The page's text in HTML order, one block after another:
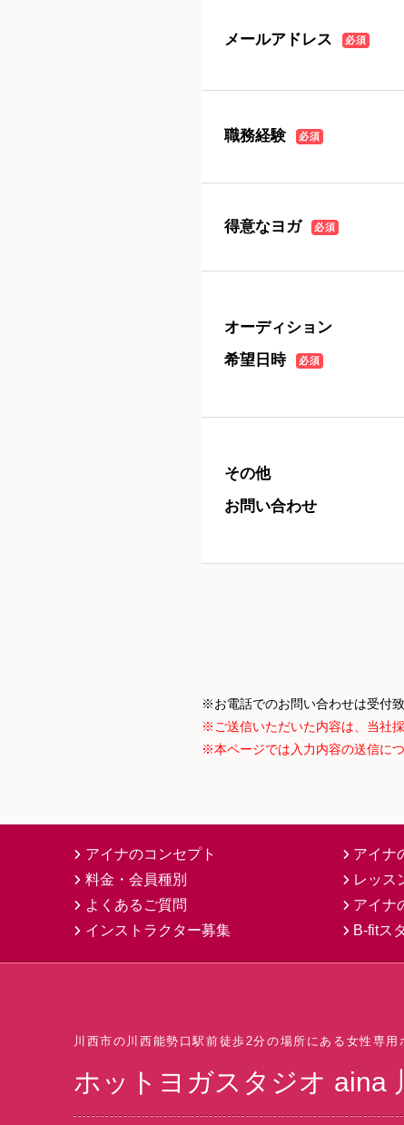
メールアドレス 必須
職務経験 必須
得意なヨガ 必須
オーディション
希望日時
必須
その他
お問い合わせ
※お電話でのお問い合わせは受付
※ご送信いただいた内容は、当社
※本ページでは入力内容の送信に
アイナのコンセプト アイナ
料金・会員種別
レッス
よくあるご質問
アイナ
インストラクター募集
B-fitス
川西市の川西能勢口駅前徒歩2分の場所にある 女性専用
ホットヨガスタジオ aina